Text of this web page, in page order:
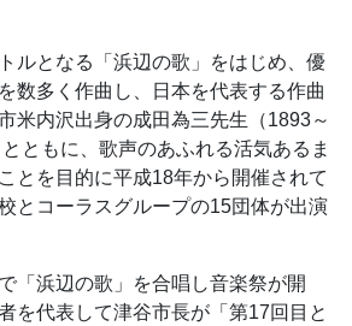
ルとなる「浜辺の歌」をはじめ、優
数多く作曲し、日本を代表する作曲
米内沢出身の成田為三先生（1893～
ともに、歌声のあふれる活気あるま
とを目的に平成18年から開催されて
とコーラスグループの15団体が出演
「浜辺の歌」を合唱し音楽祭が開
を代表して津谷市長が「第17回目と